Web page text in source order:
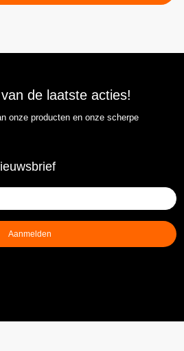
de laatste acties!
onze producten en onze scherpe
Aanmelden